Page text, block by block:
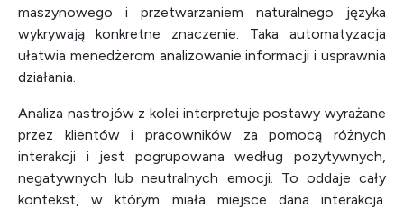
maszynowego i przetwarzaniem naturalnego języka
wykrywają konkretne znaczenie. Taka automatyzacja
ułatwia menedżerom analizowanie informacji i usprawnia
działania.
Analiza nastrojów z kolei interpretuje postawy wyrażane
przez klientów i pracowników za pomocą różnych
interakcji i jest pogrupowana według pozytywnych,
negatywnych lub neutralnych emocji. To oddaje cały
kontekst, w którym miała miejsce dana interakcja.